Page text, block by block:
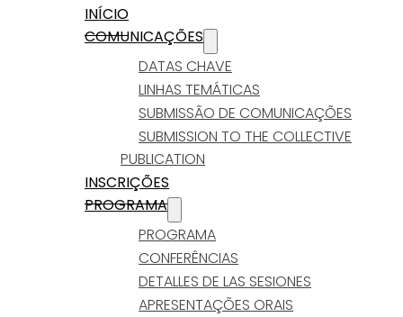
INÍCIO
COMUNICAÇÕES
DATAS CHAVE
LINHAS TEMÁTICAS
SUBMISSÃO DE COMUNICAÇÕES
SUBMISSION TO THE COLLECTIVE
PUBLICATION
INSCRIÇÕES
PROGRAMA
PROGRAMA
CONFERÊNCIAS
DETALLES DE LAS SESIONES
APRESENTAÇÕES ORAIS